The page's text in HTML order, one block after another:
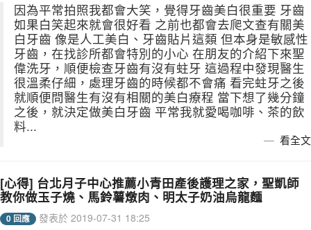
因為平常拍照我都會大笑，覺得牙齒美白很重要 牙齒
如果白笑起來就會很好看 之前也都會去爬文查有關美
白牙齒 像是人工美白、牙齒貼片這類 但本身是敏感性
牙齒，在找診所都會特別的小心 在朋友的介紹下來聖
偉洗牙，順便檢查牙齒有沒有蛀牙 這過程中發現醫生
很溫柔仔細，處理牙齒的時候都不會痛 看完蛀牙之後
就順便問醫生有沒有相關的美白療程 當下想了幾分鐘
之後，就決定做美白牙齒 平常我就愛喝咖啡、茶的飲
料...
看全文
[心得] 台北月子中心推薦小青田產後護理之家，聖凱師
教你做玉子燒、馬鈴薯燉肉、明太子奶油烏龍麵
0 回應 發表於 2019-07-31 18:25